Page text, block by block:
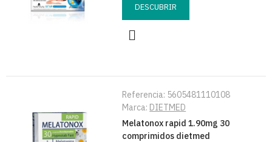
DESCUBRIR
Referencia: 5605481110108
Marca: DIETMED
Melatonox rapid 1.90mg 30
comprimidos dietmed